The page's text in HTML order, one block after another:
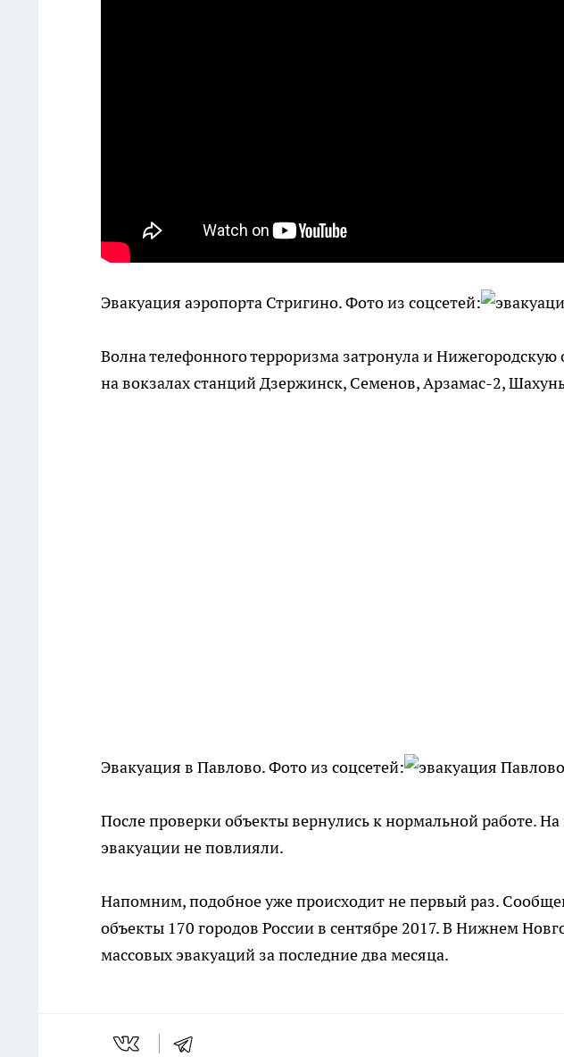
Эвакуация аэропорта Стригино. Фото из соцсетей:
Волна телефонного терроризма затронула и Нижегородскую
на вокзалах станций Дзержинск, Семенов, Арзамас-2,
Эвакуация в Павлово. Фото из соцсетей:
После проверки объекты вернулись к нормальной работе.
эвакуации не повлияли.
Напомним, подобное уже происходит не первый раз.
объекты 170 городов России в сентябре 2017. В Нижнем
массовых эвакуаций за последние два месяца.